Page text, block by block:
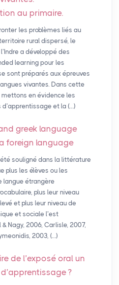
au primaire.
les problèmes liés au
rural dispersé, le
a développé des
learning pour les
sont préparés aux épreuves
vivantes. Dans cette
mettons en évidence les
et la (…)
greek language
foreign language
été souligné dans la littérature
plus les élèves ou les
langue étrangère
plus leur niveau
et plus leur niveau de
et sociale l’est
Nagy, 2006, Carlisle, 2007,
2003, (…)
de l’exposé oral un
?